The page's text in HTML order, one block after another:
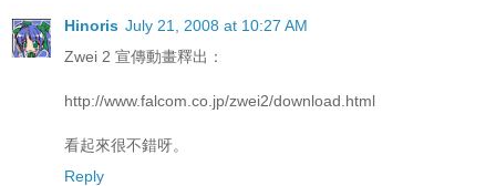
Hinoris July 21, 2008 at 10:27 AM
Zwei 2 宣傳動畫釋出：
http://www.falcom.co.jp/zwei2/download.html
看起來很不錯呀。
Reply